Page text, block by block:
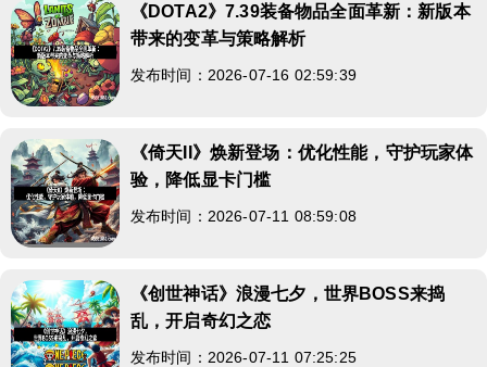
《DOTA2》7.39装备物品全面革新：新版本
带来的变革与策略解析
发布时间：2026-07-16 02:59:39
《倚天II》焕新登场：优化性能，守护玩家体
验，降低显卡门槛
发布时间：2026-07-11 08:59:08
《创世神话》浪漫七夕，世界BOSS来捣
乱，开启奇幻之恋
发布时间：2026-07-11 07:25:25